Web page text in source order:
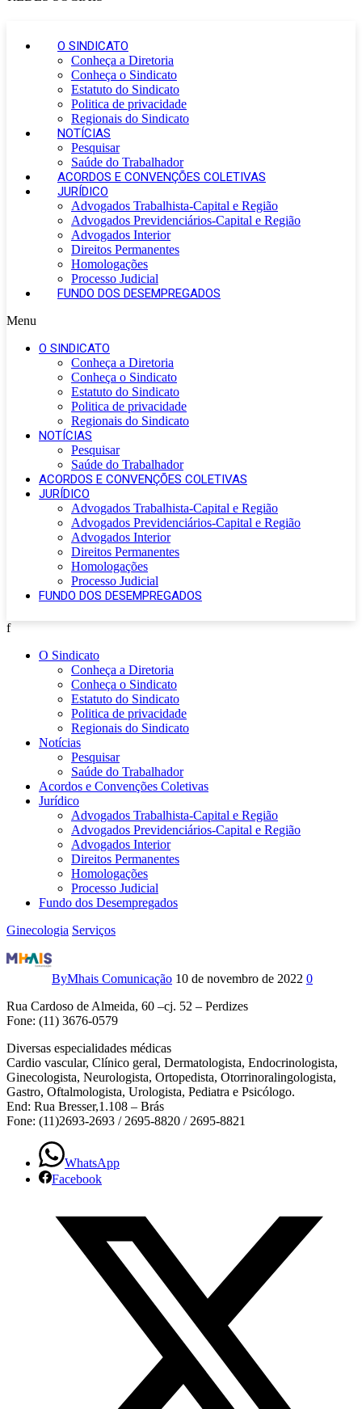
O SINDICATO
Conheça a Diretoria
Conheça o Sindicato
Estatuto do Sindicato
Politica de privacidade
Regionais do Sindicato
NOTÍCIAS
Pesquisar
Saúde do Trabalhador
ACORDOS E CONVENÇÕES COLETIVAS
JURÍDICO
Advogados Trabalhista-Capital e Região
Advogados Previdenciários-Capital e Região
Advogados Interior
Direitos Permanentes
Homologações
Processo Judicial
FUNDO DOS DESEMPREGADOS
Menu
O SINDICATO
Conheça a Diretoria
Conheça o Sindicato
Estatuto do Sindicato
Politica de privacidade
Regionais do Sindicato
NOTÍCIAS
Pesquisar
Saúde do Trabalhador
ACORDOS E CONVENÇÕES COLETIVAS
JURÍDICO
Advogados Trabalhista-Capital e Região
Advogados Previdenciários-Capital e Região
Advogados Interior
Direitos Permanentes
Homologações
Processo Judicial
FUNDO DOS DESEMPREGADOS
f
O Sindicato
Conheça a Diretoria
Conheça o Sindicato
Estatuto do Sindicato
Politica de privacidade
Regionais do Sindicato
Notícias
Pesquisar
Saúde do Trabalhador
Acordos e Convenções Coletivas
Jurídico
Advogados Trabalhista-Capital e Região
Advogados Previdenciários-Capital e Região
Advogados Interior
Direitos Permanentes
Homologações
Processo Judicial
Fundo dos Desempregados
Ginecologia Serviços
Dra.
Denise
Grizante
ByMhais Comunicação 10 de novembro de 2022 0
Rua Cardoso de Almeida, 60 –cj. 52 – Perdizes
Fone: (11) 3676-0579
Diversas especialidades médicas
Cardio vascular, Clínico geral, Dermatologista, Endocrinologista,
Ginecologista, Neurologista, Ortopedista, Otorrinoralingologista,
Gastro, Oftalmologista, Urologista, Pediatra e Psicólogo.
End: Rua Bresser,1.108 – Brás
Fone: (11)2693-2693 / 2695-8820 / 2695-8821
WhatsApp
Facebook